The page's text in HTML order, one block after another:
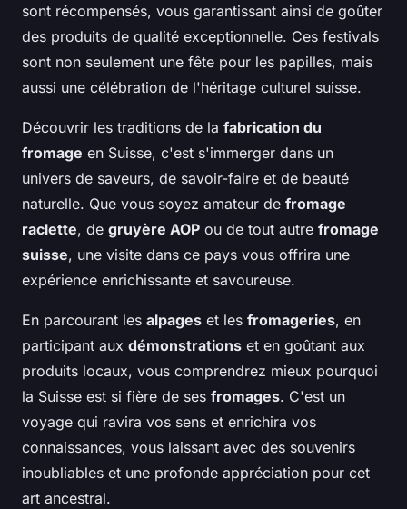
sont récompensés, vous garantissant ainsi de goûter
des produits de qualité exceptionnelle. Ces festivals
sont non seulement une fête pour les papilles, mais
aussi une célébration de l'héritage culturel suisse.
Découvrir les traditions de la fabrication du
fromage en Suisse, c'est s'immerger dans un
univers de saveurs, de savoir-faire et de beauté
naturelle. Que vous soyez amateur de fromage
raclette, de gruyère AOP ou de tout autre fromage
suisse, une visite dans ce pays vous offrira une
expérience enrichissante et savoureuse.
En parcourant les alpages et les fromageries, en
participant aux démonstrations et en goûtant aux
produits locaux, vous comprendrez mieux pourquoi
la Suisse est si fière de ses fromages. C'est un
voyage qui ravira vos sens et enrichira vos
connaissances, vous laissant avec des souvenirs
inoubliables et une profonde appréciation pour cet
art ancestral.